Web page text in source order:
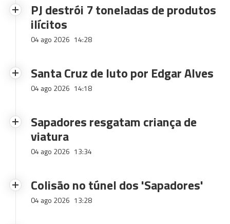
PJ destrói 7 toneladas de produtos
ilícitos
04 ago 2026 14:28
Santa Cruz de luto por Edgar Alves
04 ago 2026 14:18
Sapadores resgatam criança de
viatura
04 ago 2026 13:34
Colisão no túnel dos 'Sapadores'
04 ago 2026 13:28